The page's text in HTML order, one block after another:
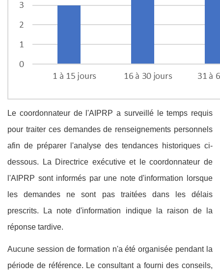
Le coordonnateur de l'AIPRP a surveillé le temps requis
pour traiter ces demandes de renseignements personnels
afin de préparer l'analyse des tendances historiques ci-
dessous. La Directrice exécutive et le coordonnateur de
l'AIPRP sont informés par une note d'information lorsque
les demandes ne sont pas traitées dans les délais
prescrits. La note d'information indique la raison de la
réponse tardive.
Aucune session de formation n'a été organisée pendant la
période de référence. Le consultant a fourni des conseils,